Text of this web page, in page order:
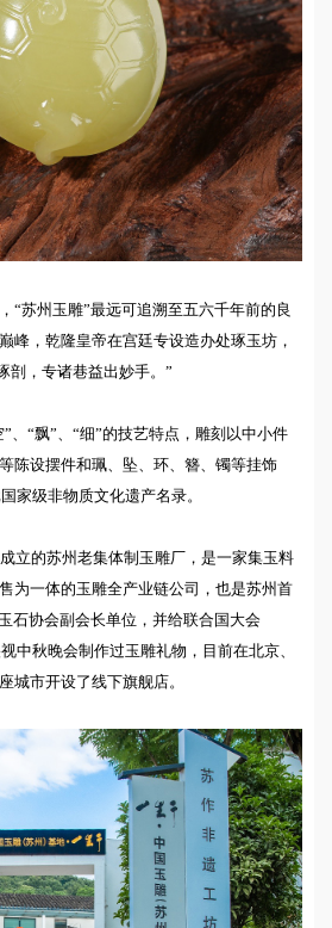
“苏州玉雕”最远可追溯至五六千年前的良
峰，乾隆皇帝在宫廷专设造办处琢玉坊，
剖，专诸巷益出妙手。”
、“飘”、“细”的技艺特点，雕刻以中小件
陈设摆件和珮、坠、环、簪、镯等挂饰
家级非物质文化遗产名录。
立的苏州老集体制玉雕厂，是一家集玉料
为一体的玉雕全产业链公司，也是苏州首
石协会副会长单位，并给联合国大会
视中秋晚会制作过玉雕礼物，目前在北京、
城市开设了线下旗舰店。